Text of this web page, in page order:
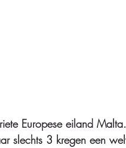
Europese eiland
slechts 3 kregen een